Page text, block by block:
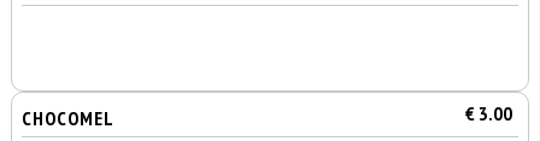
CHOCOMEL € 3.00